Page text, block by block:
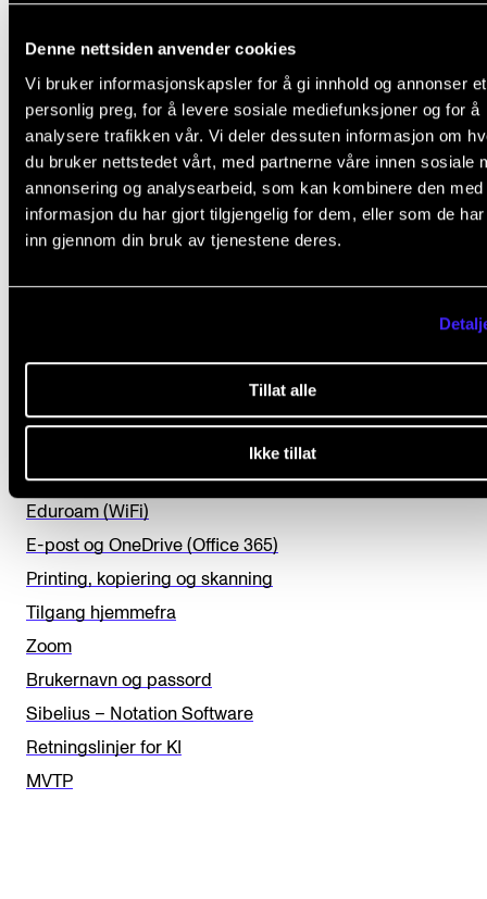
Denne nettsiden anvender cookies
Vi bruker informasjonskapsler for å gi innhold og annonser et
personlig preg, for å levere sosiale mediefunksjoner og for å
analysere trafikken vår. Vi deler dessuten informasjon om
du bruker nettstedet vårt, med partnerne våre innen sosiale
annonsering og analysearbeid, som kan kombinere den med
informasjon du har gjort tilgjengelig for dem, eller som de
inn gjennom din bruk av tjenestene deres.
Tillat alle
Ikke tillat
Senioringeniør
Fant du det du lette etter?
a
e
h
i
s
f
i
e
l
d
b
Chat via Teams
Eduroam (WiFi)
E-post og OneDrive (Office 365)
Printing, kopiering og skanning
Tilgang hjemmefra
Zoom
Brukernavn og passord
Sibelius – Notation Software
Retningslinjer for KI
MVTP